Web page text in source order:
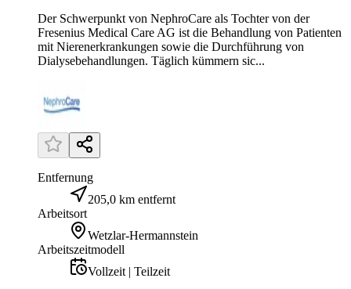
Der Schwerpunkt von NephroCare als Tochter von der
Fresenius Medical Care AG ist die Behandlung von Patienten
mit Nierenerkrankungen sowie die Durchführung von
Dialysebehandlungen. Täglich kümmern sic...
Entfernung
205,0 km entfernt
Arbeitsort
Wetzlar-Hermannstein
Arbeitszeitmodell
Vollzeit | Teilzeit